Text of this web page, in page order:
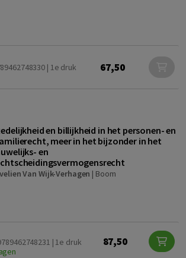
| 1e druk
67,50
en billijkheid in het personen- en
meer in het bijzonder in het
en
Van Wijk-Verhagen | Boom
| 1e druk
87,50